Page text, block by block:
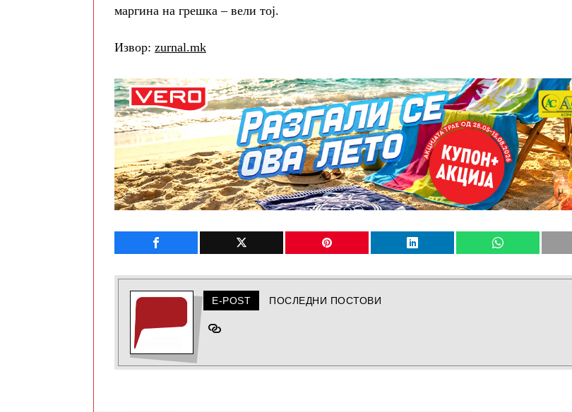
маргина на грешка – вели тој.
Извор: zurnal.mk
E-POST ПОСЛЕДНИ ПОСТОВИ